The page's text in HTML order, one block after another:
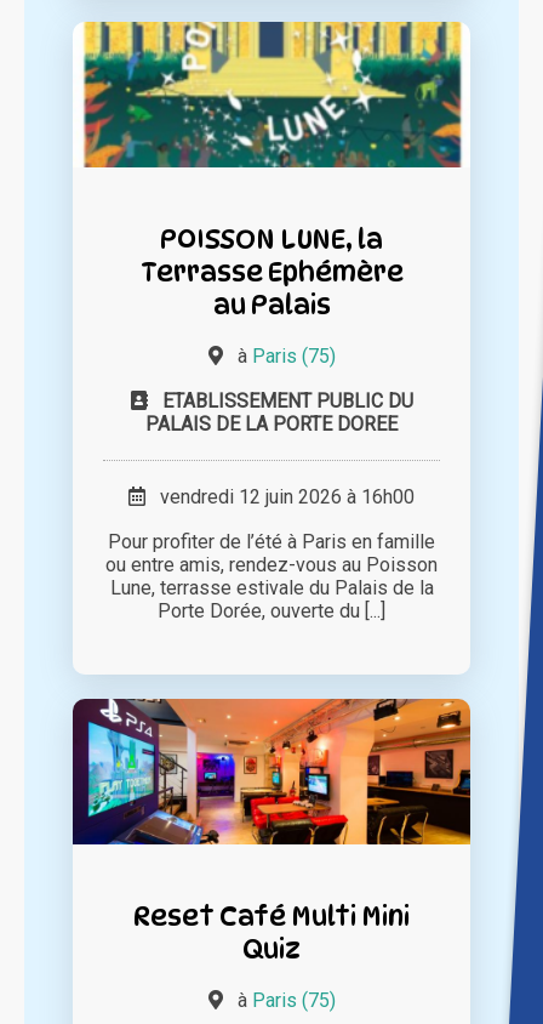
POISSON LUNE, la
Terrasse Ephémère
au Palais
à Paris (75)
ETABLISSEMENT PUBLIC DU
PALAIS DE LA PORTE DOREE
vendredi 12 juin 2026 à 16h00
Pour profiter de l’été à Paris en famille
ou entre amis, rendez-vous au Poisson
Lune, terrasse estivale du Palais de la
Porte Dorée, ouverte du [...]
Reset Café Multi Mini
Quiz
à Paris (75)